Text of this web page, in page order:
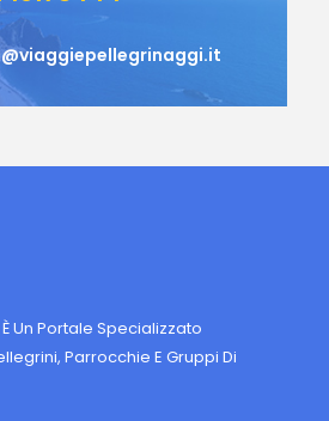
Un Portale Specializzato
Parrocchie E Gruppi Di